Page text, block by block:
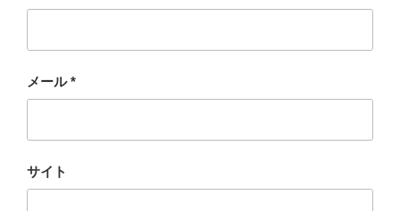
メール*
サイト